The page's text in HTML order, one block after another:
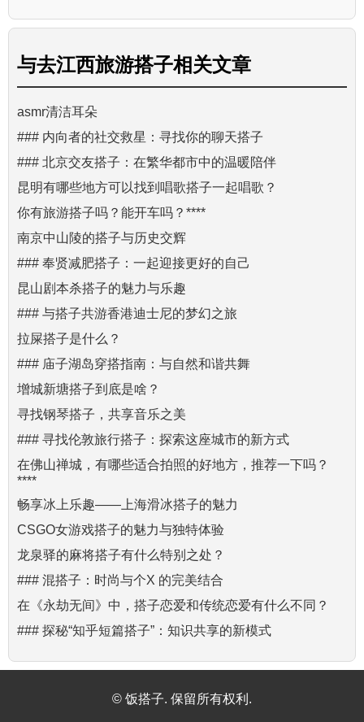
与去江西旅游搭子相关文章
asmr清洁耳朵
### 内向者的社交救星：寻找你的聊天搭子
### 北京交友搭子：在繁华都市中的温暖陪伴
昆明有哪些地方可以找到唱歌搭子一起唱歌？
你有旅游搭子吗？能开车吗？****
南京中山陵的搭子与历史交辉
### 奉贤减肥搭子：一起迎接更好的自己
昆山剧本杀搭子的魅力与乐趣
### 与搭子共游香港迪士尼的梦幻之旅
拉屎搭子是什么？
### 庙子湖岛穿搭指南：与自然和谐共舞
增城新塘搭子到底是啥？
寻找钢琴搭子，共享音乐之美
### 寻找伦敦旅行搭子：探索这座城市的新方式
在佛山禅城，有哪些适合拍照的好地方，推荐一下吗？
****
畅享冰上乐趣——上海滑冰搭子的魅力
CSGO女游戏搭子的魅力与独特体验
龙泉驿的麻将搭子有什么特别之处？
### 混搭子：时尚与个X 的完美结合
在《永劫无间》中，搭子恋爱和传统恋爱有什么不同？
### 探秘“知乎短篇搭子”：知识共享的新模式
© 饭搭子. 保留所有权利.